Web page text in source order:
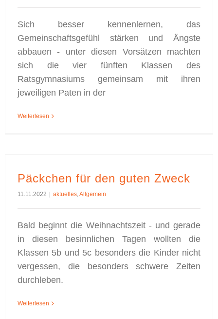
Sich besser kennenlernen, das
Gemeinschaftsgefühl stärken und Ängste
abbauen - unter diesen Vorsätzen machten
sich die vier fünften Klassen des
Ratsgymnasiums gemeinsam mit ihren
jeweiligen Paten in der
Weiterlesen
Päckchen für den guten Zweck
11.11.2022 aktuelles,Allgemein
Bald beginnt die Weihnachtszeit - und gerade
in diesen besinnlichen Tagen wollten die
Klassen 5b und 5c besonders die Kinder nicht
vergessen, die besonders schwere Zeiten
durchleben.
Weiterlesen